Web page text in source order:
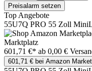
Preisalarm setzen
Top Angebote
55U7Q PRO 55 Zoll
Marktplatz
601,71 €* ab 0,00 €
601,71 € bei Amazon